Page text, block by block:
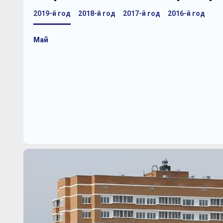
2019-й год
Май
2018-й год 2017-й год 2016-й год